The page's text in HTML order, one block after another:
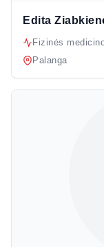
Edita
Fizinės
Palanga